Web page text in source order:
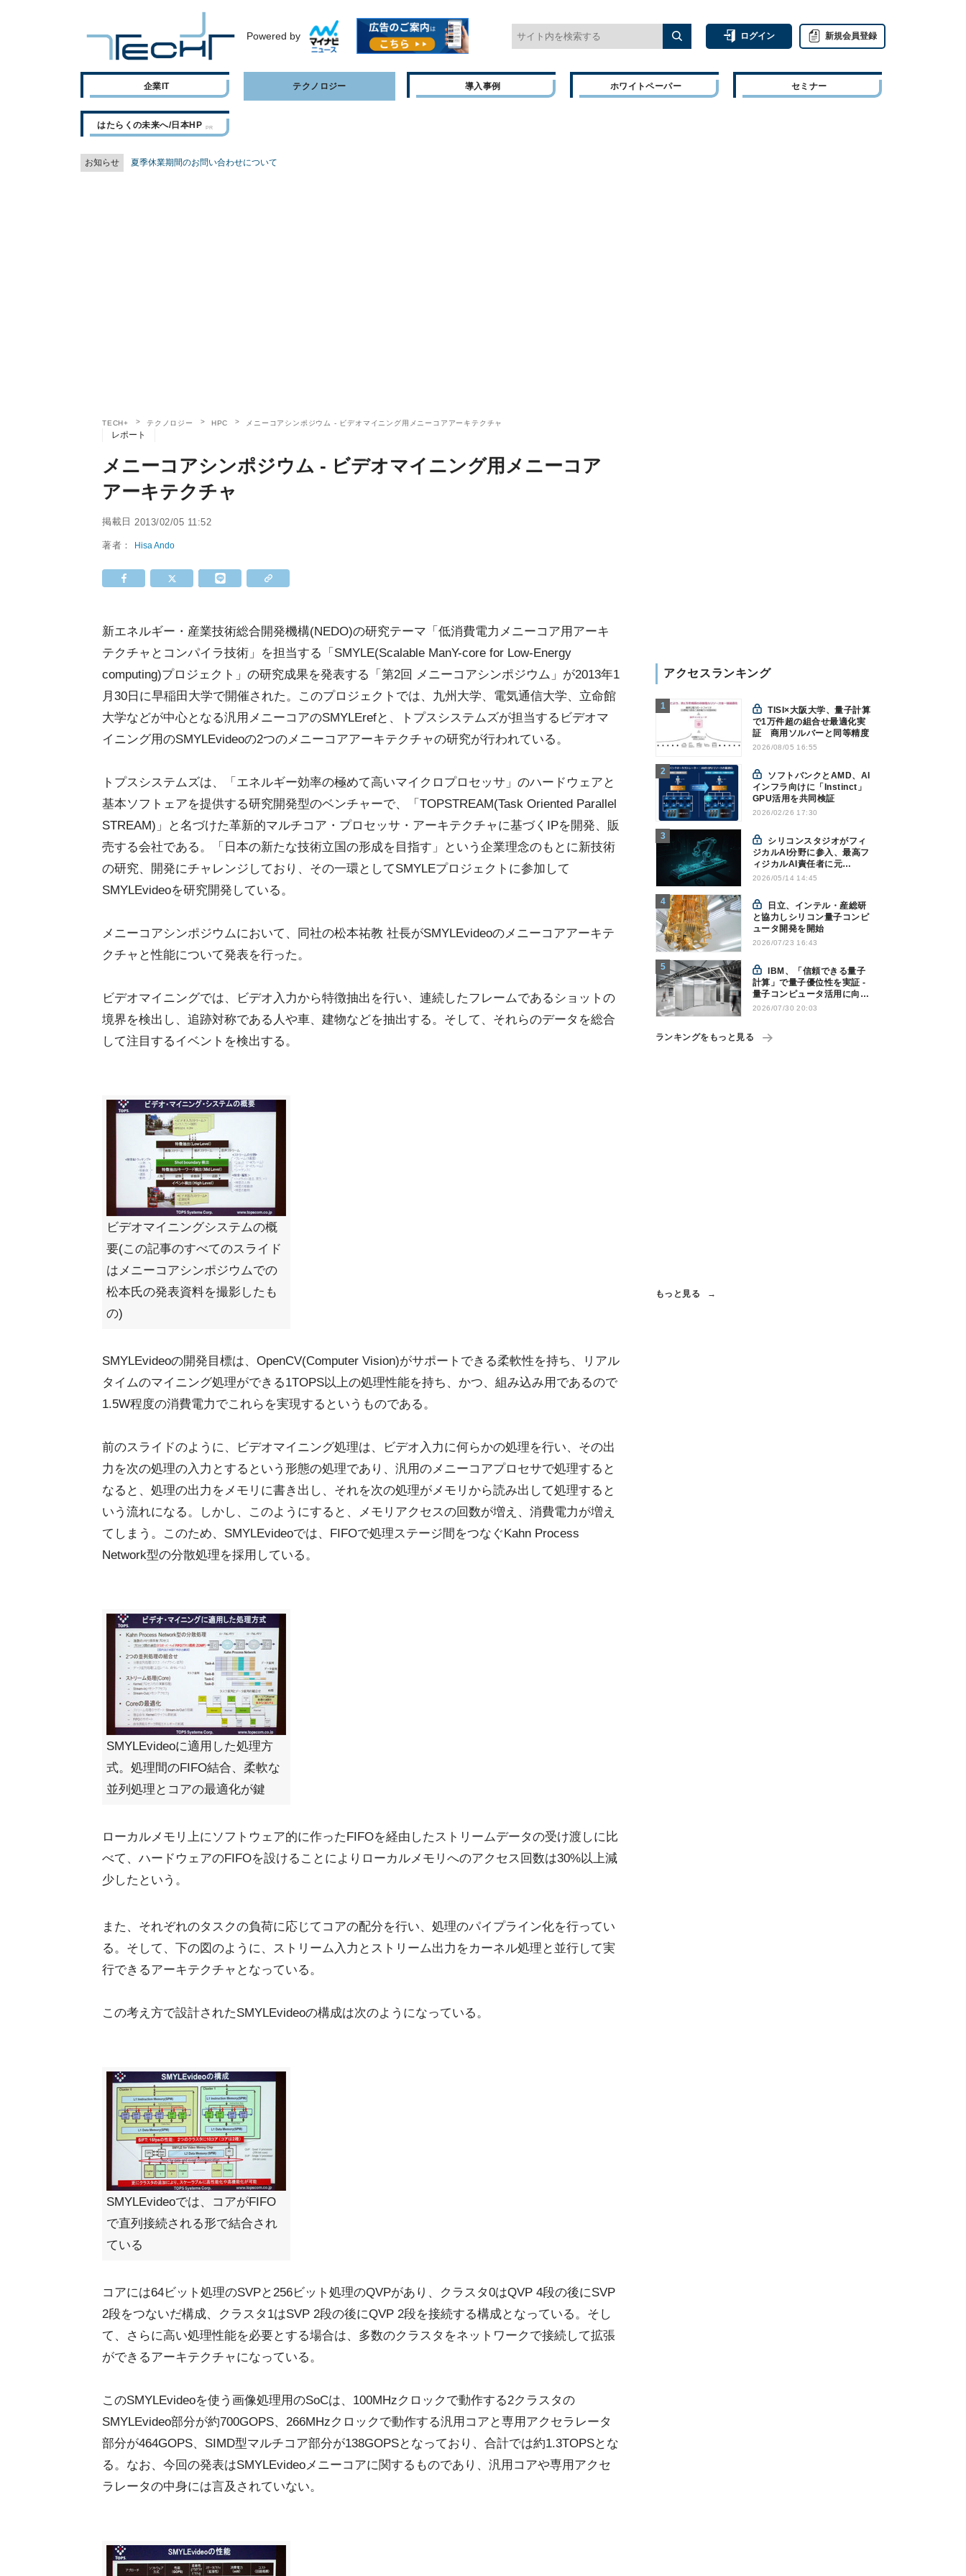
Powered by ログイン 新規会員登録
企業IT テクノロジー 導入事例 ホワイトペーパー セミナー
はたらくの未来へ/日本HP
お知らせ 夏季休業期間のお問い合わせについて
TECH+ テクノロジー HPC メニーコアシンポジウム - ビデオマイニング用メニーコアアーキテクチャ
レポート
メニーコアシンポジウム - ビデオマイニング用メニーコア
アーキテクチャ
掲載日 2013/02/05 11:52
著者： Hisa Ando
新エネルギー・産業技術総合開発機構(NEDO)の研究テーマ「低消費電力メニーコア用アーキ
テクチャとコンパイラ技術」を担当する「SMYLE(Scalable ManY-core for Low-Energy
computing)プロジェクト」の研究成果を発表する「第2回 メニーコアシンポジウム」が2013年1
月30日に早稲田大学で開催された。このプロジェクトでは、九州大学、電気通信大学、立命館
大学などが中心となる汎用メニーコアのSMYLErefと、トプスシステムズが担当するビデオマ
イニング用のSMYLEvideoの2つのメニーコアアーキテクチャの研究が行われている。
トプスシステムズは、「エネルギー効率の極めて高いマイクロプロセッサ」のハードウェアと
基本ソフトェアを提供する研究開発型のベンチャーで、「TOPSTREAM(Task Oriented Parallel
STREAM)」と名づけた革新的マルチコア・プロセッサ・アーキテクチャに基づくIPを開発、販
売する会社である。「日本の新たな技術立国の形成を目指す」という企業理念のもとに新技術
の研究、開発にチャレンジしており、その一環としてSMYLEプロジェクトに参加して
SMYLEvideoを研究開発している。
メニーコアシンポジウムにおいて、同社の松本祐教 社長がSMYLEvideoのメニーコアアーキテ
クチャと性能について発表を行った。
ビデオマイニングでは、ビデオ入力から特徴抽出を行い、連続したフレームであるショットの
境界を検出し、追跡対称である人や車、建物などを抽出する。そして、それらのデータを総合
して注目するイベントを検出する。
ビデオマイニングシステムの概
要(この記事のすべてのスライド
はメニーコアシンポジウムでの
松本氏の発表資料を撮影したも
の)
SMYLEvideoの開発目標は、OpenCV(Computer Vision)がサポートできる柔軟性を持ち、リアル
タイムのマイニング処理ができる1TOPS以上の処理性能を持ち、かつ、組み込み用であるので
1.5W程度の消費電力でこれらを実現するというものである。
前のスライドのように、ビデオマイニング処理は、ビデオ入力に何らかの処理を行い、その出
力を次の処理の入力とするという形態の処理であり、汎用のメニーコアプロセサで処理すると
なると、処理の出力をメモリに書き出し、それを次の処理がメモリから読み出して処理すると
いう流れになる。しかし、このようにすると、メモリアクセスの回数が増え、消費電力が増え
てしまう。このため、SMYLEvideoでは、FIFOで処理ステージ間をつなぐKahn Process
Network型の分散処理を採用している。
SMYLEvideoに適用した処理方
式。処理間のFIFO結合、柔軟な
並列処理とコアの最適化が鍵
ローカルメモリ上にソフトウェア的に作ったFIFOを経由したストリームデータの受け渡しに比
べて、ハードウェアのFIFOを設けることによりローカルメモリへのアクセス回数は30%以上減
少したという。
また、それぞれのタスクの負荷に応じてコアの配分を行い、処理のパイプライン化を行ってい
る。そして、下の図のように、ストリーム入力とストリーム出力をカーネル処理と並行して実
行できるアーキテクチャとなっている。
この考え方で設計されたSMYLEvideoの構成は次のようになっている。
SMYLEvideoでは、コアがFIFO
で直列接続される形で結合され
ている
コアには64ビット処理のSVPと256ビット処理のQVPがあり、クラスタ0はQVP 4段の後にSVP
2段をつないだ構成、クラスタ1はSVP 2段の後にQVP 2段を接続する構成となっている。そし
て、さらに高い処理性能を必要とする場合は、多数のクラスタをネットワークで接続して拡張
ができるアーキテクチャになっている。
このSMYLEvideoを使う画像処理用のSoCは、100MHzクロックで動作する2クラスタの
SMYLEvideo部分が約700GOPS、266MHzクロックで動作する汎用コアと専用アクセラレータ
部分が464GOPS、SIMD型マルチコア部分が138GOPSとなっており、合計では約1.3TOPSとな
る。なお、今回の発表はSMYLEvideoメニーコアに関するものであり、汎用コアや専用アクセ
ラレータの中身には言及されていない。
アクセスランキング
TISI×大阪大学、量子計算
で1万件超の組合せ最適化実
証 商用ソルバーと同等精度
2026/08/05 16:55
インフラ向けに「Instinct」
GPU活用を共同検証
2026/02/26 17:30
ジカルAI分野に参入、最高フ
ィジカルAI責任者に元
NVIDIAの林憲一氏が就任
2026/05/14 14:45
と協力しシリコン量子コンピ
ュータ開発を開始
2026/07/23 16:43
計算」で量子優位性を実証 -
量子コンピュータ活用に向け
た新たな節目に
2026/07/30 20:03
ランキングをもっと見る
もっと見る